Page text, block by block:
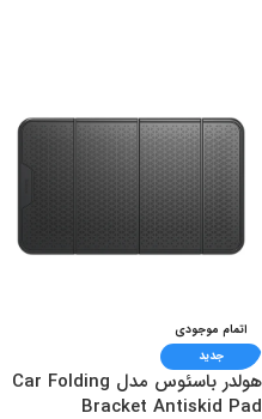
اتمام موجودی
جدید
هولدر باسئوس مدل Car Folding
Bracket Antiskid Pad